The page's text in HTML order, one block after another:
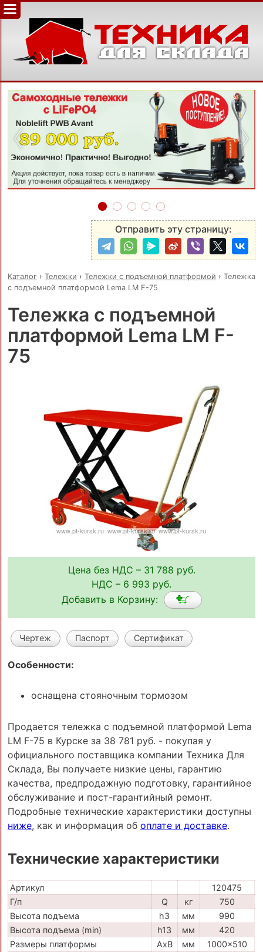
‹ ›
Отправить эту страницу:
Каталог› Тележки › Тележки с подъемной платформой › Тележка
с подъемной платформой Lema LM F-75
Тележка с подъемной
платформой Lema LM F-
75
Цена без НДС – 31 788 руб.
НДС – 6 993 руб.
Добавить в Корзину:
Чертеж Паспорт Сертификат
Особенности:
оснащена стояночным тормозом
Продается тележка с подъемной платформой Lema
LM F-75 в Курске за 38 781 руб. - покупая у
официального поставщика компании Техника Для
Склада, Вы получаете низкие цены, гарантию
качества, предпродажную подготовку, гарантийное
обслуживание и пост-гарантийный ремонт.
Подробные технические характеристики доступны
ниже, как и информация об оплате и доставке.
Технические характеристики
Артикул
120475
Г/п
Q кг
750
Высота подъема
h3 мм
990
Высота подъема (min)
h13 мм
420
Размеры платформы
AxB мм
1000x510